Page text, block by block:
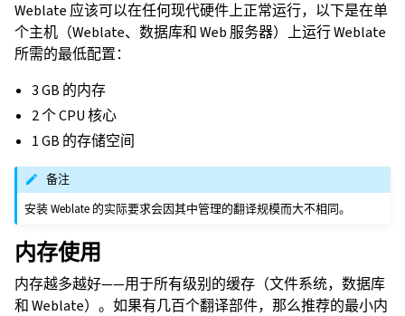
Weblate 应该可以在任何现代硬件上正常运行，以下是在单
个主机（Weblate、数据库和 Web 服务器）上运行 Weblate
所需的最低配置：
3 GB 的内存
2 个 CPU 核心
1 GB 的存储空间
备注
安装 Weblate 的实际要求会因其中管理的翻译规模而大不相同。
内存使用
内存越多越好——用于所有级别的缓存（文件系统，数据库
和 Weblate）。如果有几百个翻译部件，那么推荐的最小内